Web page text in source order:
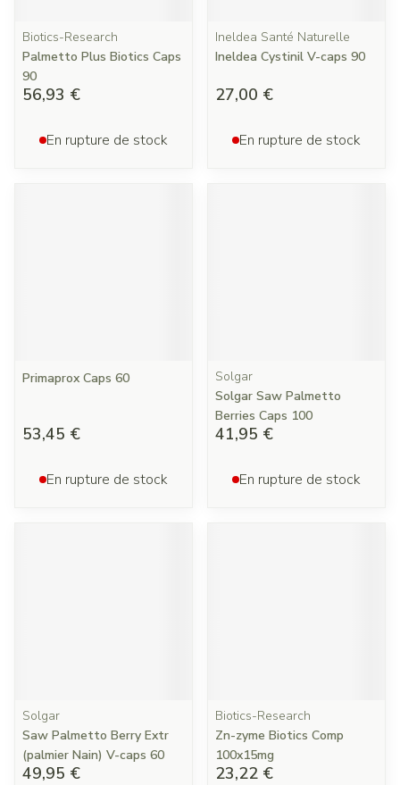
Biotics-Research
Palmetto Plus Biotics Caps
90
56,93 €
En rupture de stock
Ineldea Santé Naturelle
Ineldea Cystinil V-caps 90
27,00 €
En rupture de stock
Primaprox Caps 60
53,45 €
En rupture de stock
Solgar
Solgar Saw Palmetto
Berries Caps 100
41,95 €
En rupture de stock
Solgar
Saw Palmetto Berry Extr
(palmier Nain) V-caps 60
49,95 €
Biotics-Research
Zn-zyme Biotics Comp
100x15mg
23,22 €